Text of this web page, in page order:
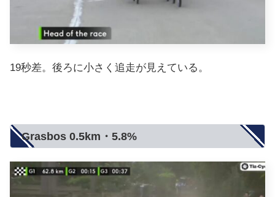
19秒差。後ろに小さく追走が見えている。
Grasbos 0.5km・5.8%